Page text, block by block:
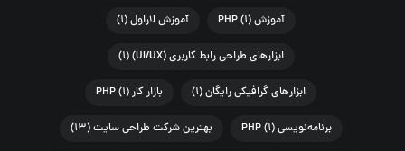
آموزش PHP(۱) آموزش لاراول(۱)
ابزارهای طراحی رابط کاربری (UI/UX) (۱)
ابزارهای گرافیکی رایگان(۱) بازار کار PHP(۱)
برنامه‌نویسی PHP(۱) بهترین شرکت طراحی سایت(۱۳)